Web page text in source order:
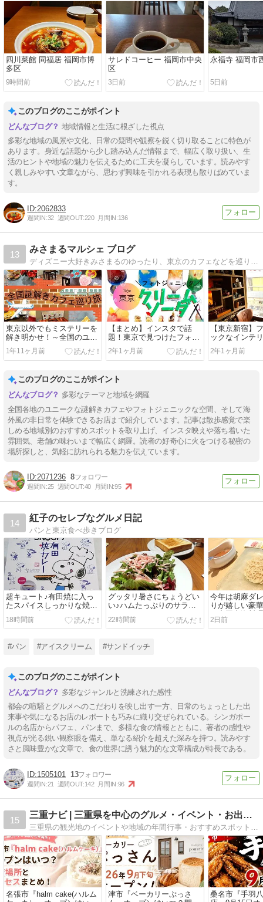
四川菜館 同福居 福岡市博
多区
9時間前
サレドコーヒー 福岡市中央
区
3日前
永福寺 福岡市
5日前
このブログのここがポイント
地域情報と生活に根ざした視点
多彩な地域の風景や文化、日常の疑問や観察を鋭く切り取ることに特色が
あります。身近な話題から少し踏み込んだ情報まで、幅広く取り扱い、生
活のヒントや地域の魅力を伝えるために工夫を凝らしています。読みやす
く親しみやすい文章ながら、思わず興味を引かれる表現も散りばめていま
す。
2062833
週間IN:32 週間OUT:220 月間IN:136
13
みさまるマルシェ ブログ
東京以外でもミステリーを
解き明かせ！～全国のユニ
ークな謎解きカフェ巡りの
旅～頭脳と味覚を刺激する
✈
1年11ヶ月前
【まとめ】インスタで話
題！東京で見つけたフォト
ジェニックなクリームソー
ダ特集
2年1ヶ月前
【東京新宿】
ックなインテ
た隠れ家！
パルトマンサ
2年1ヶ月前
このブログのここがポイント
多彩なテーマと地域を網羅
全国各地のユニークな謎解きカフェやフォトジェニックな空間、そして海
外風の非日常を体験できるお店まで紹介しています。記事は散歩感覚で楽
しめる地域別のおすすめスポットを取り上げ、インスタ映えや落ち着いた
雰囲気、老舗の味わいまで幅広く網羅。読者の好奇心に火をつける秘密の
場所探しと、気軽に訪れられる魅力を伝えています。
2071236 8
週間IN:25 週間OUT:40 月間IN:95
14
紅子のセレブなグルメ日記
パンと東京食べ歩きブログ
超キュート♪有田焼に入っ
たスパイスしっかりな焼き
カレー＠有田テラス
18時間前
グッタリ暑さにちょうどい
い♪ハムたっぷりのサラダ
ランチ＠ＣＥＮＴＲＥ
22時間前
今年は胡麻ダ
りが嬉しい豪
@中国上海料
2日前
#パン #アイスクリーム #サンドイッチ
このブログのここがポイント
多彩なジャンルと洗練された感性
都会の喧騒とグルメへのこだわりを映し出す一方、日常のちょっとした出
来事や気になるお店のレポートも巧みに織り交ぜられている。シンガポー
ルの名店からパフェ、パンまで、多様な食の情報とともに、著者の感性や
視点が光る鋭い観察眼を備え、単なる紹介を超えた深みを持つ。読みやす
さと風味豊かな文章で、食の世界に誘う魅力的な文章構成が特長である。
1505101 13
週間IN:21 週間OUT:142 月間IN:96
15
三重ナビ | 三重県を中心のグルメ・イベント・お出かけ情報
名張市『halm cake(ハルム
津市『ベーカリーぷっさ
桑名市『手羽